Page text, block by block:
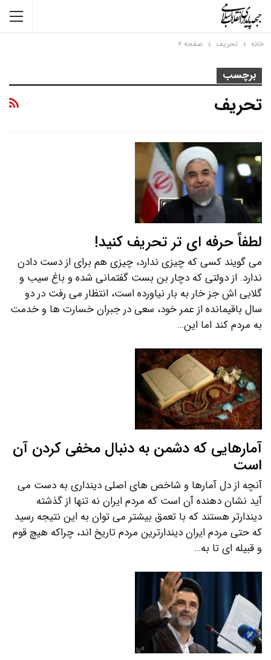
خانه تحریف صفحه ۲
برچسب
تحریف
لطفاً حرفه ای تر تحریف کنید!
می گویند کسی که چیزی ندارد، چیزی هم برای از دست دادن
ندارد. از دولتی که دچار بن بست گفتمانی شده و باغ سیب و
گلابی اش جز خار به بار نیاورده است، انتظار می رفت در دو
سال باقیمانده از عمر خود، سعی در جبران خسارت ها و خدمت
به مردم کند اما این…
آمارهایی که دشمن به دنبال مخفی کردن آن
است
آنچه از دل آمارها و شاخص های اصلی دینداری به دست می
آید نشان دهنده آن است که مردم ایران نه تنها از گذشته
دیندارتر هستند که با تعمق بیشتر می توان به این نتیجه رسید
که حتی مردم ایران دیندارترین مردم تاریخ اند، چراکه هیچ قوم
و قبیله ای تا به…